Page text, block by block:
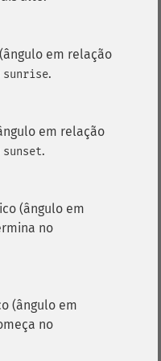
em relação
sunrise.
em relação
sunset.
(ângulo em
no
(ângulo em
no